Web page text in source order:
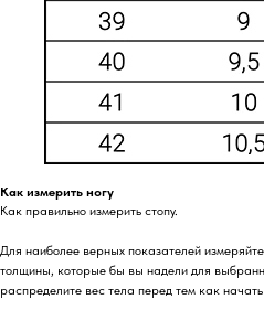
Как измерить ногу
Как правильно измерить стопу.
Для наиболее верных показателей
толщины, которые бы вы надели для
распределите вес тела перед тем как начать